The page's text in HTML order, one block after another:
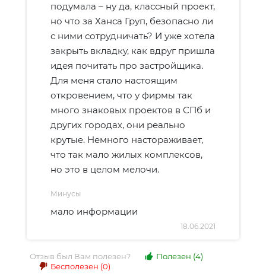
подумала – ну да, классный проект,
но что за Ханса Груп, безопасно ли
с ними сотрудничать? И уже хотела
закрыть вкладку, как вдруг пришла
идея почитать про застройщика.
Для меня стало настоящим
откровением, что у фирмы так
много знаковых проектов в СПб и
других городах, они реально
крутые. Немного настораживает,
что так мало жилых комплексов,
но это в целом мелочи.
Минусы
мало информации
18.06.2021
Отзыв был Вам полезен? Полезен (4)
Бесполезен (0)